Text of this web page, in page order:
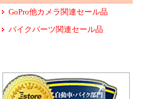
GoPro他カメラ関連セール品
バイクパーツ関連セール品